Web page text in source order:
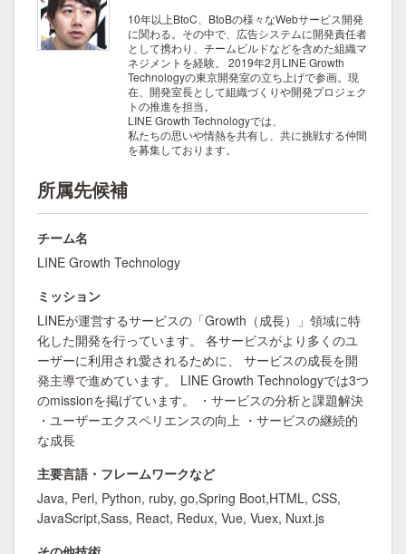
10年以上BtoC、BtoBの様々なWebサービス開発
に関わる。その中で、広告システムに開発責任者
として携わり、チームビルドなどを含めた組織マ
ネジメントを経験。 2019年2月LINE Growth
Technologyの東京開発室の立ち上げで参画。現
在、開発室長として組織づくりや開発プロジェク
トの推進を担当。
LINE Growth Technologyでは、
私たちの思いや情熱を共有し、共に挑戦する仲間
を募集しております。
所属先候補
チーム名
LINE Growth Technology
ミッション
LINEが運営するサービスの「Growth（成長）」領域に特
化した開発を行っています。 各サービスがより多くのユ
ーザーに利用され愛されるために、 サービスの成長を開
発主導で進めています。 LINE Growth Technologyでは3つ
のmissionを掲げています。 ・サービスの分析と課題解決
・ユーザーエクスペリエンスの向上 ・サービスの継続的
な成長
主要言語・フレームワークなど
Java, Perl, Python, ruby, go,Spring Boot,HTML, CSS,
JavaScript,Sass, React, Redux, Vue, Vuex, Nuxt.js